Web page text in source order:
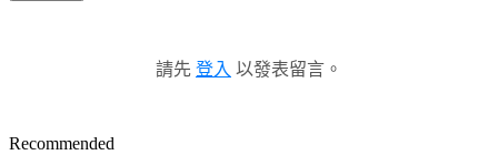
請先 登入 以發表留言。
Recommended